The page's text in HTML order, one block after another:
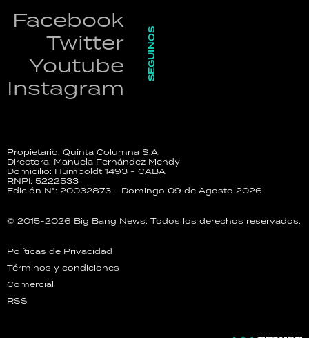
Facebook
Twitter
Youtube
Instagram
SEGUINOS
Propietario: Quinta Columna S.A.
Directora: Manuela Fernández Mendy
Domicilio: Humboldt 1493 - CABA
RNPI: 5222533
Edición N°: 20032873 - Domingo 09 de Agosto 2026
© 2015-2026 Big Bang News. Todos los derechos reservados.
Políticas de Privacidad
Términos y condiciones
Comercial
RSS